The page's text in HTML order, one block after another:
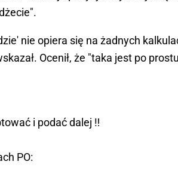
nie opiera się na żadnych
Ocenił, że "taka jest po
i podać dalej ‼️
PO: